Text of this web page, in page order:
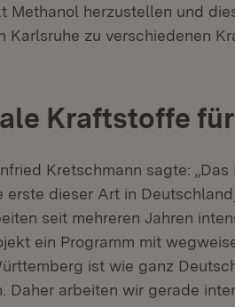
Methanol herzustellen und
in neuem Fenster)
Karlsruhe zu verschiedenen
Kraftstoffe
Kretschmann sagte:
erste dieser Art in
seit mehreren Jahren
ein Programm mit
ist wie ganz
Daher arbeiten wir gerade